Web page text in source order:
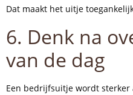
Dat maakt het uitje
6. Denk na
van de dag
Een bedrijfsuitje wordt